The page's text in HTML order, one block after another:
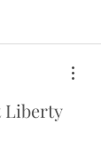
Liberty